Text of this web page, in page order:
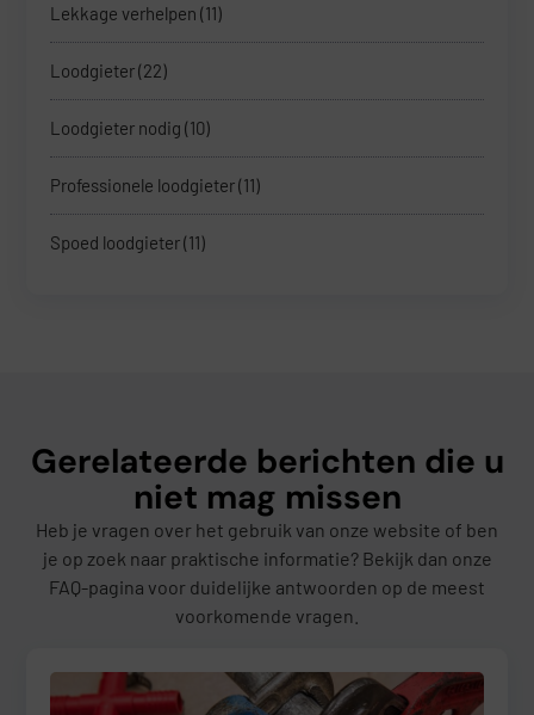
Lekkage verhelpen (11)
Loodgieter(22)
Loodgieter nodig (10)
Professionele loodgieter(11)
Spoed loodgieter(11)
Gerelateerde berichten die u
niet mag missen
Heb je vragen over het gebruik van onze website of ben
je op zoek naar praktische informatie? Bekijk dan onze
FAQ-pagina voor duidelijke antwoorden op de meest
voorkomende vragen.